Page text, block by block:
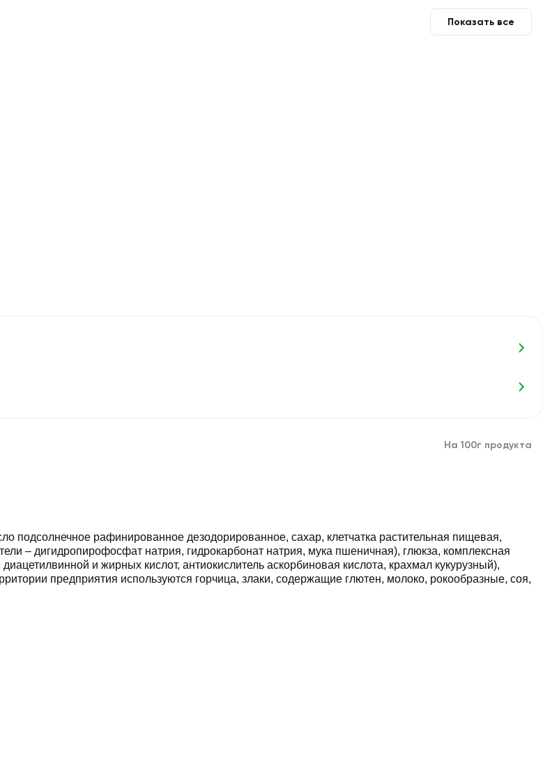
На 100г продукта
подсолнечное рафинированное дезодорированное, сахар, клетчатка растительная пищевая,
– дигидропирофосфат натрия, гидрокарбонат натрия, мука пшеничная), глюкза, комплексная
и жирных кислот, антиокислитель аскорбиновая кислота, крахмал кукурузный),
предприятия используются горчица, злаки, содержащие глютен, молоко, рокообразные, соя,
Показать все